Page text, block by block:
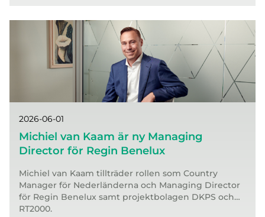
2026-06-01
Michiel van Kaam är ny Managing
Director för Regin Benelux
Michiel van Kaam tillträder rollen som Country
Manager för Nederländerna och Managing Director
för Regin Benelux samt projektbolagen DKPS och
RT2000.